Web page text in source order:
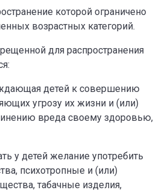
которой ограничено
возрастных категорий.
для распространения
детей к совершению
угрозу их жизни и (или)
вреда своему здоровью,
у детей желание употребить
психотропные и (или)
табачные изделия,